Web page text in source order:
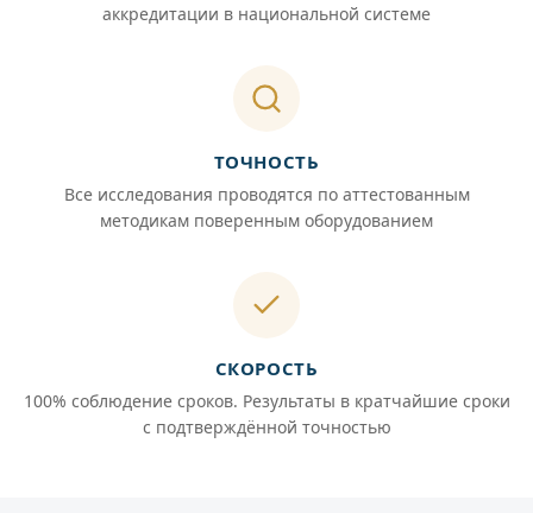
аккредитации в национальной системе
ТОЧНОСТЬ
Все исследования проводятся по аттестованным
методикам поверенным оборудованием
СКОРОСТЬ
100% соблюдение сроков. Результаты в кратчайшие сроки
с подтверждённой точностью